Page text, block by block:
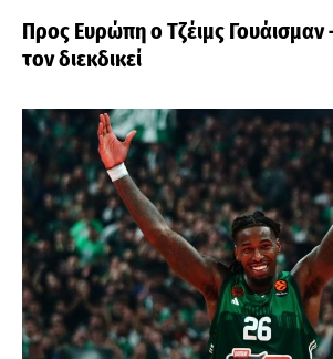
Προς Ευρώπη ο Τζέιμς
τον διεκδικεί